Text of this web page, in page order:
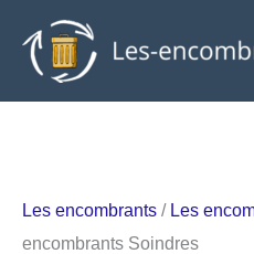
contenu
Les encombrants / Les
encombrants Soindres